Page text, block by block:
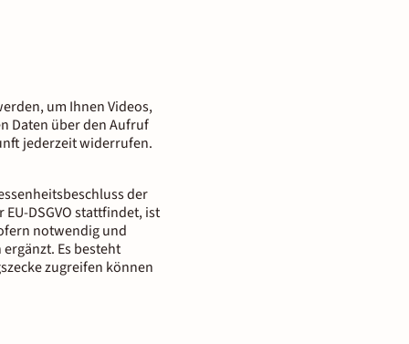
um Ihnen Videos,
Daten über den Aufruf
jederzeit widerrufen.
der
DSGVO stattfindet, ist
notwendig und
Es besteht
zugreifen können